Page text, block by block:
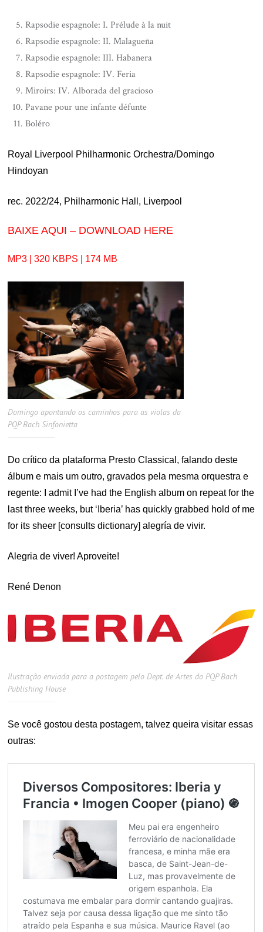
Rapsodie espagnole: I. Prélude à la nuit
Rapsodie espagnole: II. Malagueña
Rapsodie espagnole: III. Habanera
Rapsodie espagnole: IV. Feria
Miroirs: IV. Alborada del gracioso
Pavane pour une infante défunte
Boléro
Royal Liverpool Philharmonic Orchestra/Domingo
Hindoyan
rec. 2022/24, Philharmonic Hall, Liverpool
BAIXE AQUI – DOWNLOAD HERE
MP3 | 320 KBPS | 174 MB
Domingo apontando os caminhos para as violas da
PQP Bach Sinfonietta
Do crítico da plataforma Presto Classical, falando deste
álbum e mais um outro, gravados pela mesma orquestra e
regente: I admit I’ve had the English album on repeat for the
last three weeks, but ‘Iberia’ has quickly grabbed hold of me
for its sheer [consults dictionary] alegría de vivir.
Alegria de viver! Aproveite!
René Denon
Ilustração enviada para a postagem pelo Dept. de Artes do PQP Bach
Publishing House
Se você gostou desta postagem, talvez queira visitar essas
outras: